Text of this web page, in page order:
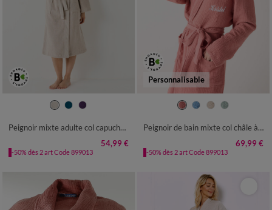
38/40 42/44
Peignoir mixte adulte col capuche "sèche-vite"
54,99 €
-50% dès 2 art Code 899013
Personnalisable
38/40 42/44
Peignoir de bain mixte col châle à personnaliser - triple gaze de coton
69,99 €
-50% dès 2 art Code 899013